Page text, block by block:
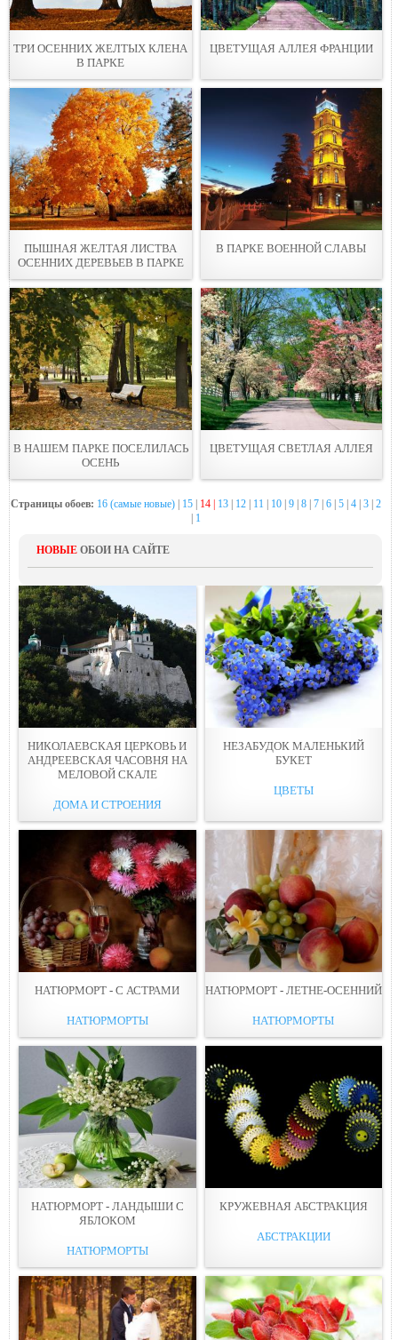
ТРИ ОСЕННИХ ЖЕЛТЫХ КЛEНА
В ПАРКЕ
ЦВЕТУЩАЯ АЛЛЕЯ ФРАНЦИИ
ПЫШНАЯ ЖEЛТАЯ ЛИСТВА
ОСЕННИХ ДЕРЕВЬЕВ В ПАРКЕ
В ПАРКЕ ВОЕННОЙ СЛAВЫ
В НАШЕМ ПАРКЕ ПОСЕЛИЛАСЬ
ОСЕНЬ
ЦВЕТУЩАЯ СВЕТЛАЯ АЛЛЕЯ
Страницы обоев: 16 (самые новые) 15 14 | 13 12 11 10 9 8 7 6 5 4 3 2
1
НОВЫЕ ОБОИ НА САЙТЕ
НИКОЛАЕВСКАЯ ЦЕРКОВЬ И
АНДРЕЕВСКАЯ ЧАСОВНЯ НА
МЕЛОВОЙ СКАЛЕ
ДОМА И СТРОЕНИЯ
НЕЗАБУДОК МАЛЕНЬКИЙ
БУКЕТ
ЦВЕТЫ
НАТЮРМОРТ - С АСТРАМИ
НАТЮРМОРТЫ
НАТЮРМОРТ - ЛЕТНЕ-ОСЕННИЙ
НАТЮРМОРТЫ
НАТЮРМОРТ - ЛАНДЫШИ С
ЯБЛОКОМ
НАТЮРМОРТЫ
КРУЖЕВНАЯ АБСТРАКЦИЯ
АБСТРАКЦИИ